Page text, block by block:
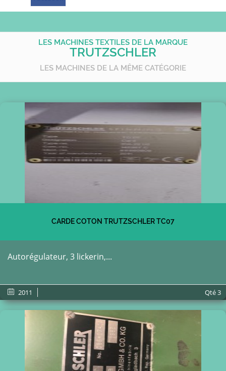
LES MACHINES TEXTILES DE LA MARQUE
TRUTZSCHLER
LES MACHINES DE LA MÊME CATÉGORIE
CARDE COTON TRUTZSCHLER TC07
Autorégulateur, 3 lickerin,...
2011 Qté3